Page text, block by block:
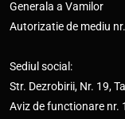
Generala a Vamilor
Autorizatie de mediu
Sediul social:
Str. Dezrobirii, Nr. 19,
Aviz de functionare nr.